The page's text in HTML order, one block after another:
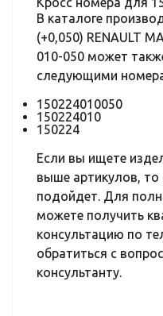
В каталоге
(+0,050) RENAULT
010-050 может
следующими
150224010050
150224010
150224
Если вы ищете
выше артикулов,
подойдет. Для
можете получить
консультацию по
обратиться с
консультанту.